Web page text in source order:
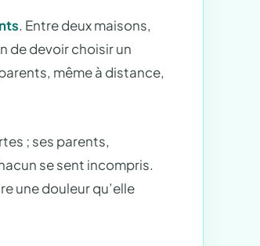
. Entre deux maisons,
de devoir choisir un
même à distance,
; ses parents,
se sent incompris.
une douleur qu’elle